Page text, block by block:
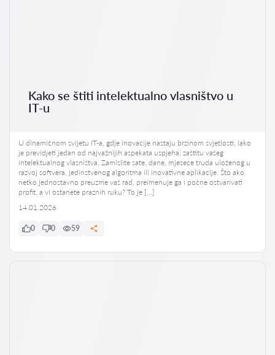
Kako se štiti intelektualno vlasništvo u
IT-u
U dinamičnom svijetu IT-a, gdje inovacije nastaju brzinom svjetlosti, lako
je previdjeti jedan od najvažnijih aspekata uspjeha: zaštitu vašeg
intelektualnog vlasništva. Zamislite sate, dane, mjesece truda uloženog u
razvoj softvera, jedinstvenog algoritma ili inovativne aplikacije. Što ako
netko jednostavno preuzme vaš rad, preimenuje ga i počne ostvarivati
profit, a vi ostanete praznih ruku? To je […]
14.01.2026
0 0 59